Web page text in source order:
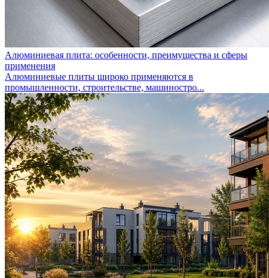
Алюминиевая плита: особенности, преимущества и сферы
применения
Алюминиевые плиты широко применяются в
промышленности, строительстве, машиностро...